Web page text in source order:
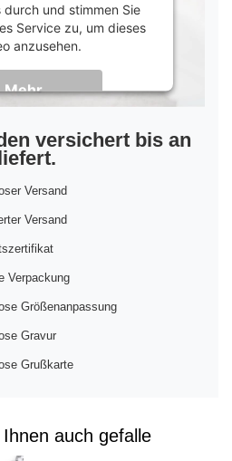
durch und stimmen Sie
Service zu, um dieses
anzusehen.
Mehr
Usercentrics Consent
&Trusted Shops
versichert bis an
Versand
Versand
Verpackung
Größenanpassung
Gravur
Grußkarte
auch gefalle